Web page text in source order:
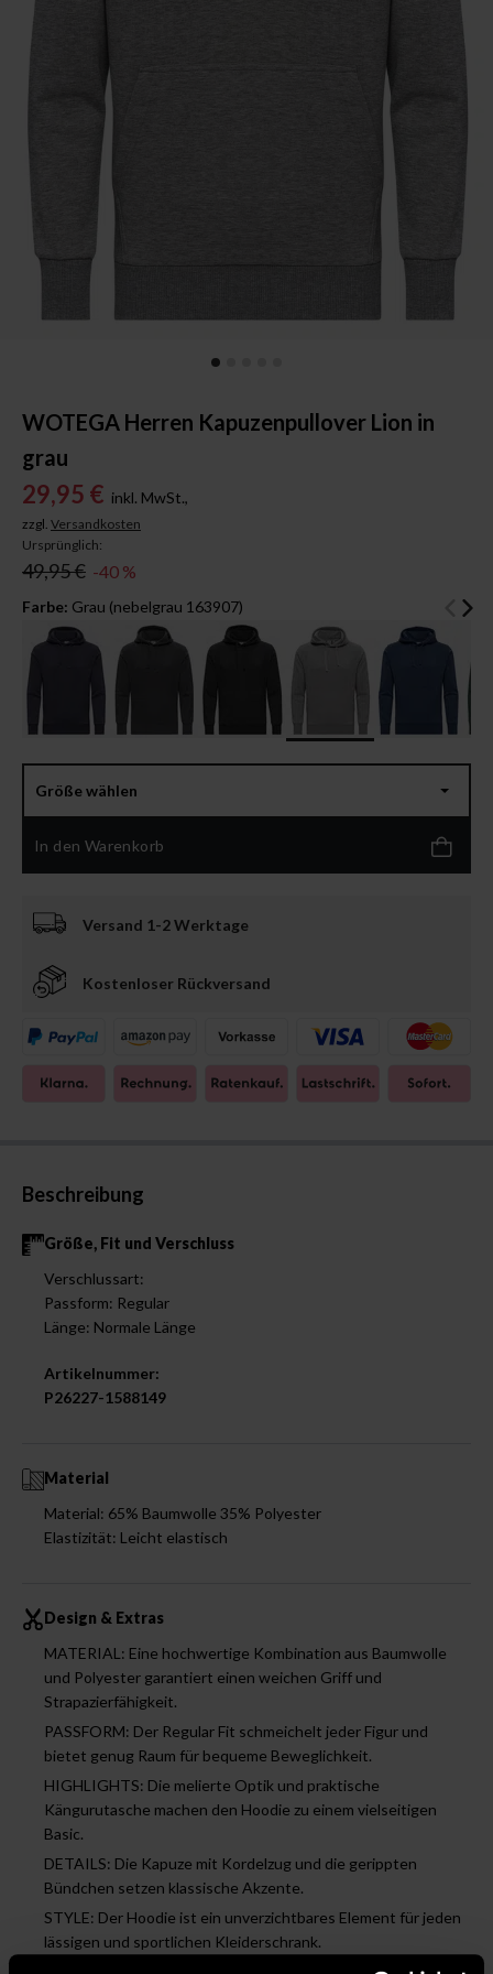
WOTEGA Herren Kapuzenpullover Lion in
grau
29,95 € inkl. MwSt.,
zzgl. Versandkosten
Ursprünglich:
49,95 € -40 %
Farbe: Grau (nebelgrau 163907)
Größe wählen
In den Warenkorb
Versand 1-2 Werktage
Kostenloser Rückversand
Beschreibung
Größe, Fit und Verschluss
Verschlussart:
Passform: Regular
Länge: Normale Länge
Artikelnummer:
P26227-1588149
Material
Material: 65% Baumwolle 35% Polyester
Elastizität: Leicht elastisch
Design & Extras
MATERIAL: Eine hochwertige Kombination aus Baumwolle
und Polyester garantiert einen weichen Griff und
Strapazierfähigkeit.
PASSFORM: Der Regular Fit schmeichelt jeder Figur und
bietet genug Raum für bequeme Beweglichkeit.
HIGHLIGHTS: Die melierte Optik und praktische
Kängurutasche machen den Hoodie zu einem vielseitigen
Basic.
DETAILS: Die Kapuze mit Kordelzug und die gerippten
Bündchen setzen klassische Akzente.
STYLE: Der Hoodie ist ein unverzichtbares Element für jeden
lässigen und sportlichen Kleiderschrank.